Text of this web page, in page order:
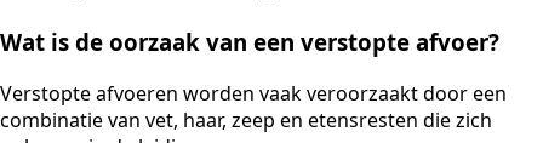
Wat is de oorzaak van een verstopte afvoer?
Verstopte afvoeren worden vaak veroorzaakt door een
combinatie van vet, haar, zeep en etensresten die zich